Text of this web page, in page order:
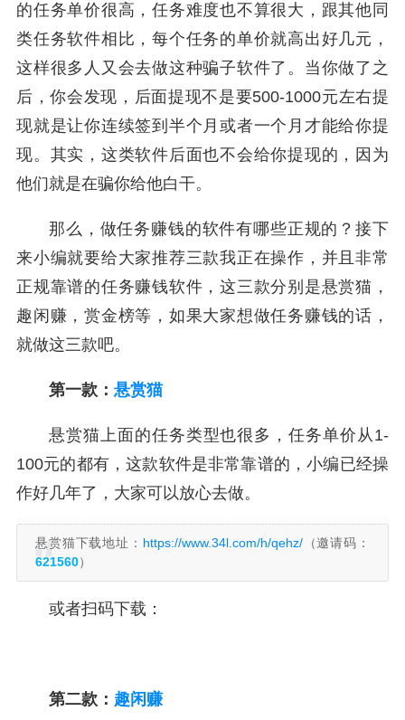
的任务单价很高，任务难度也不算很大，跟其他同
类任务软件相比，每个任务的单价就高出好几元，
这样很多人又会去做这种骗子软件了。当你做了之
后，你会发现，后面提现不是要500-1000元左右提
现就是让你连续签到半个月或者一个月才能给你提
现。其实，这类软件后面也不会给你提现的，因为
他们就是在骗你给他白干。
那么，做任务赚钱的软件有哪些正规的？接下
来小编就要给大家推荐三款我正在操作，并且非常
正规靠谱的任务赚钱软件，这三款分别是悬赏猫，
趣闲赚，赏金榜等，如果大家想做任务赚钱的话，
就做这三款吧。
第一款： 悬赏猫
悬赏猫上面的任务类型也很多，任务单价从1-
100元的都有，这款软件是非常靠谱的，小编已经操
作好几年了，大家可以放心去做。
悬赏猫下载地址： https://www.34l.com/h/qehz/（邀请码：
621560）
或者扫码下载：
第二款： 趣闲赚